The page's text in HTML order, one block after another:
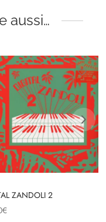
aussi…
ZANDOLI 2
€